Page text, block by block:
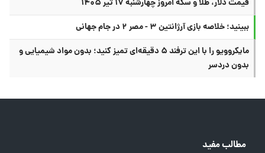
قیمت دلار، طلا و سکه امروز چهارشنبه ۱۷ تیر ۱۴۰۵
ببینید؛ خلاصه بازی آرژانتین ۳ - مصر ۲ در جام جهانی
مایکروویو را با این ترفند ۵ دقیقه‌ای تمیز کنید؛ بدون مواد شیمیایی و
بدون دردسر
مطالب مفید